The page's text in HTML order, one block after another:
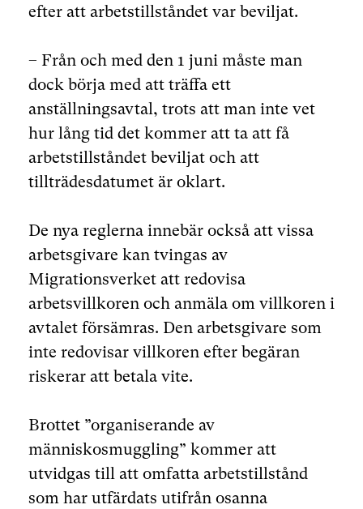
efter att arbetstillståndet var beviljat.
– Från och med den 1 juni måste man
dock börja med att träffa ett
anställningsavtal, trots att man inte vet
hur lång tid det kommer att ta att få
arbetstillståndet beviljat och att
tillträdesdatumet är oklart.
De nya reglerna innebär också att vissa
arbetsgivare kan tvingas av
Migrationsverket att redovisa
arbetsvillkoren och anmäla om villkoren i
avtalet försämras. Den arbetsgivare som
inte redovisar villkoren efter begäran
riskerar att betala vite.
Brottet ”organiserande av
människosmuggling” kommer att
utvidgas till att omfatta arbetstillstånd
som har utfärdats utifrån osanna